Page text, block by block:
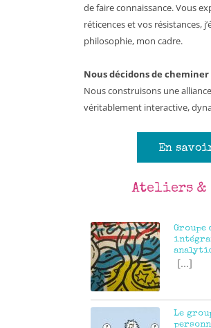
de faire connaissance. Vous
réticences et vos résistances,
philosophie, mon cadre.
Nous décidons de cheminer
Nous construisons une
véritablement interactive,
En
Ateliers &
Groupe
[...]
Le